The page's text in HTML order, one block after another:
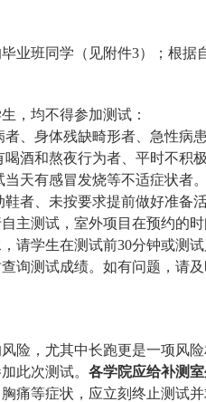
业班同学（见附件3）；根据
，均不得参加测试：
、身体残缺畸形者、急性病
酒和熬夜行为者、平时不积
天有感冒发烧等不适症状者。
者、未按要求提前做好准备
主测试，室外项目在预约的时
请学生在测试前30分钟或测试
询测试成绩。如有问题，请
险，尤其中长跑更是一项风
此次测试。 各学院应给补测室
痛等症状，应立刻终止测试并